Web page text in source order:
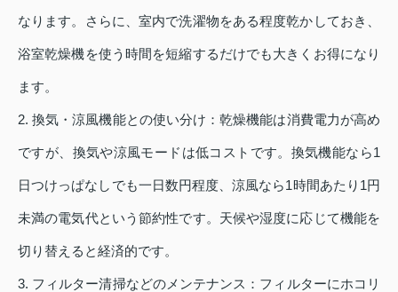
なります。さらに、室内で洗濯物をある程度乾かしておき、
浴室乾燥機を使う時間を短縮するだけでも大きくお得になり
ます。
2. 換気・涼風機能との使い分け：乾燥機能は消費電力が高め
ですが、換気や涼風モードは低コストです。換気機能なら1
日つけっぱなしでも一日数円程度、涼風なら1時間あたり1円
未満の電気代という節約性です。天候や湿度に応じて機能を
切り替えると経済的です。
3. フィルター清掃などのメンテナンス：フィルターにホコリ